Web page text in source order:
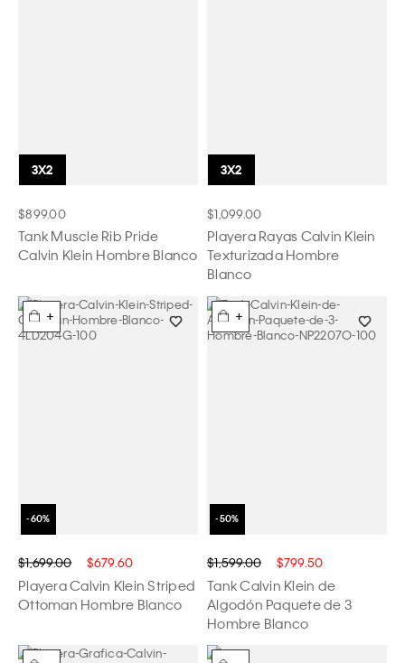
$899.00
Tank Muscle Rib Pride
Calvin Klein Hombre Blanco
$1,099.00
Playera Rayas Calvin Klein
Texturizada Hombre
Blanco
+
$1,699.00 $679.60
Playera Calvin Klein Striped
Ottoman Hombre Blanco
+
$1,599.00 $799.50
Tank Calvin Klein de
Algodón Paquete de 3
Hombre Blanco